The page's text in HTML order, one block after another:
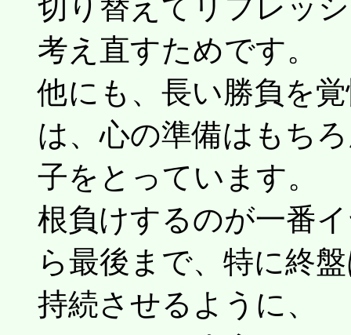
切り替えてリフレッ
考え直すためです。
他にも、長い勝負を
は、心の準備はもち
子をとっています。
根負けするのが一番
ら最後まで、特に終
持続させるように、